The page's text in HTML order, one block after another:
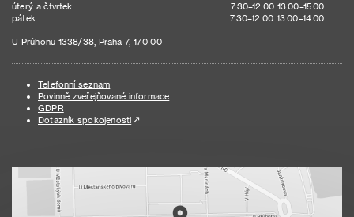
úterý a čtvrtek
7.30–12.00 13.00–15.00
pátek
7.30–12.00 13.00–14.00
U Průhonu 1338/38, Praha 7, 170 00
Telefonní seznam
Povinně zveřejňované informace
GDPR
Dotazník spokojenosti